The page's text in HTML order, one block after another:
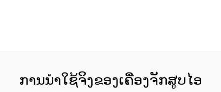
ການນຳໃຊ້ຈິງຂອງເຄື່ອງຈັກສູບໄອ